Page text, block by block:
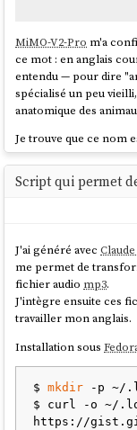
MiMO-V2-Pro m'a
ce mot : en anglais
entendu — pour dire
spécialisé un peu
anatomique des
Je trouve que ce nom
est unAgent memory
Script qui permet
J'ai généré avec
me permet de
fichier audio mp3.
J'intègre ensuite ces
travailler mon anglais.
Installation sous
$ mkdir -p ~/
$ curl -o ~/
https://